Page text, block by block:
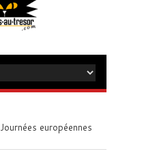
Journées européennes